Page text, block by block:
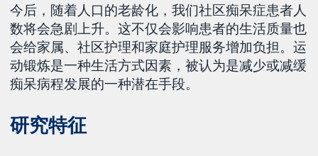
今后，随着人口的老龄化，我们社区痴呆症患者人
数将会急剧上升。这不仅会影响患者的生活质量也
会给家属、社区护理和家庭护理服务增加负担。运
动锻炼是一种生活方式因素，被认为是减少或减缓
痴呆病程发展的一种潜在手段。
研究特征